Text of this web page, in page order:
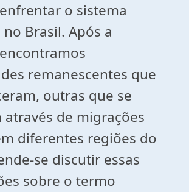
o sistema
Brasil. Após a
remanescentes que
outras que se
de migrações
diferentes regiões do
se discutir essas
sobre o termo